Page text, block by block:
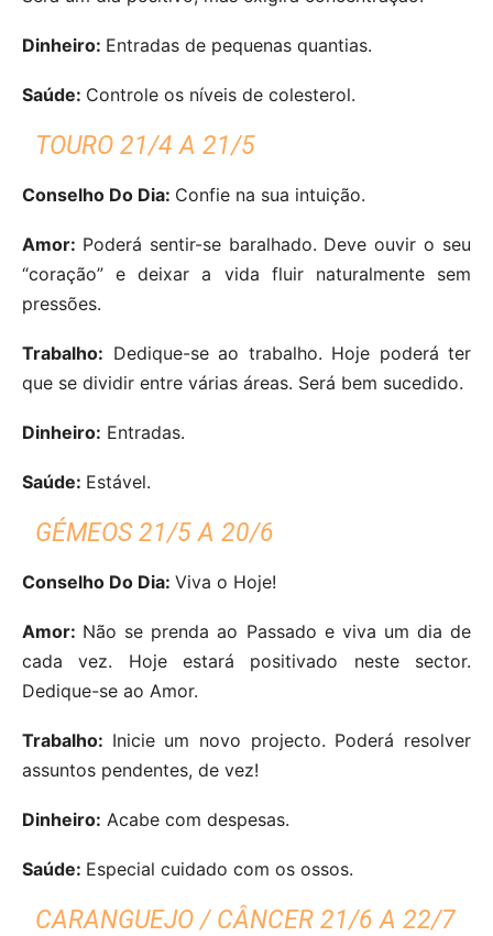
Dinheiro: Entradas de pequenas quantias.
Saúde: Controle os níveis de colesterol.
TOURO 21/4 A 21/5
Conselho Do Dia: Confie na sua intuição.
Amor: Poderá sentir-se baralhado. Deve ouvir o seu
“coração” e deixar a vida fluir naturalmente sem
pressões.
Trabalho: Dedique-se ao trabalho. Hoje poderá ter
que se dividir entre várias áreas. Será bem sucedido.
Dinheiro: Entradas.
Saúde: Estável.
GÉMEOS 21/5 A 20/6
Conselho Do Dia: Viva o Hoje!
Amor: Não se prenda ao Passado e viva um dia de
cada vez. Hoje estará positivado neste sector.
Dedique-se ao Amor.
Trabalho: Inicie um novo projecto. Poderá resolver
assuntos pendentes, de vez!
Dinheiro: Acabe com despesas.
Saúde: Especial cuidado com os ossos.
CARANGUEJO / CÂNCER 21/6 A 22/7